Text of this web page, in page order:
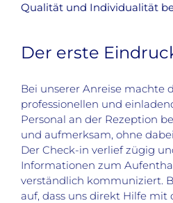
Qualität und Individualität
Der erste
Bei unserer Anreise machte
professionellen und
Personal an der Rezeption
und aufmerksam, ohne
Der Check-in verlief zügig
Informationen zum
verständlich kommuniziert.
auf, dass uns direkt Hilfe mit